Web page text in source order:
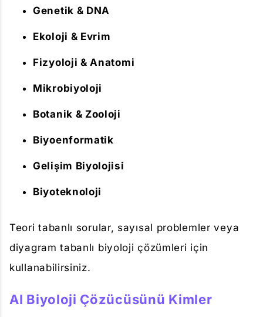
Genetik & DNA
Ekoloji & Evrim
Fizyoloji & Anatomi
Mikrobiyoloji
Botanik & Zooloji
Biyoenformatik
Gelişim Biyolojisi
Biyoteknoloji
Teori tabanlı sorular, sayısal problemler veya
diyagram tabanlı biyoloji çözümleri için
kullanabilirsiniz.
AI Biyoloji Çözücüsünü Kimler